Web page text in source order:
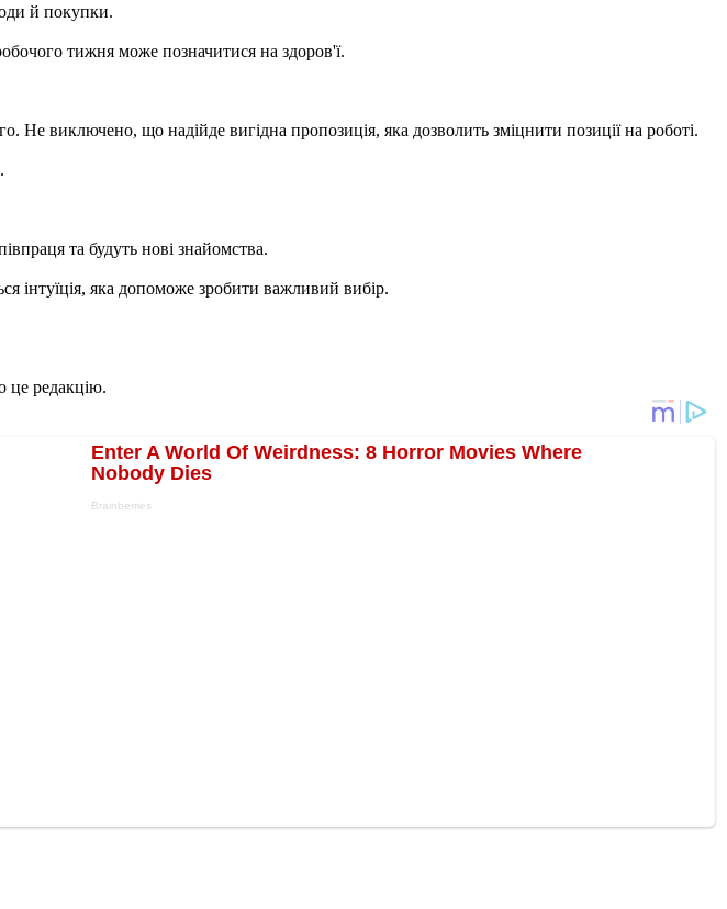
й покупки.
тижня може позначитися на здоров'ї.
виключено, що надійде вигідна пропозиція, яка дозволить зміцнити позиції на роботі.
та будуть нові знайомства.
інтуїція, яка допоможе зробити важливий вибір.
це редакцію.